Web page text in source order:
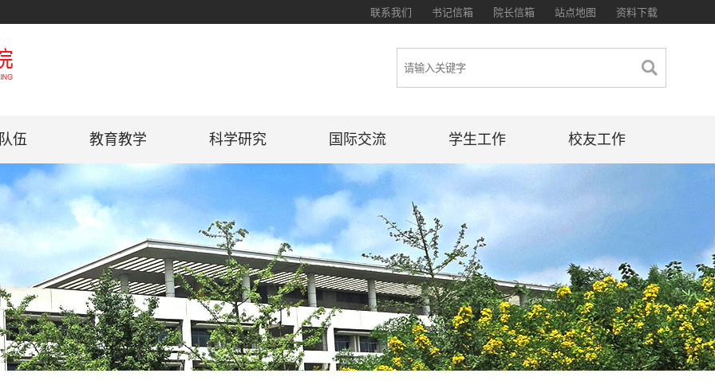
资料下载
站点地图
院长信箱
书记信箱
联系我们
伍 教育教学 科学研究 国际交流 学生工作 校友工作